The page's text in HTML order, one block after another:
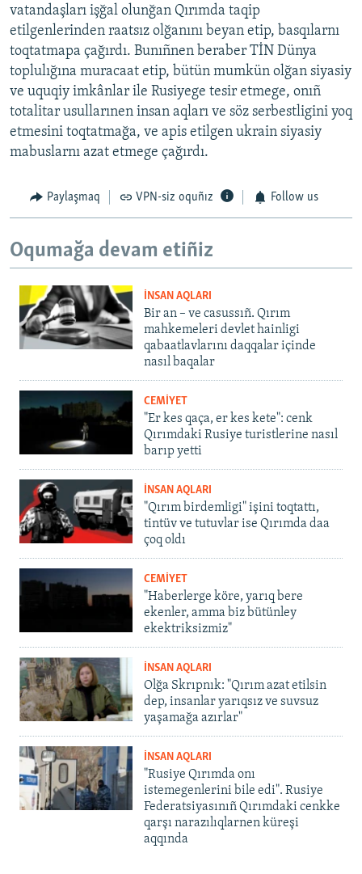
vatandaşları işğal olunğan Qırımda taqip
etilgenlerinden raatsız olğanını beyan etip, basqılarnı
toqtatmapa çağırdı. Bunıñnen beraber TİN Dünya
toplulığına muracaat etip, bütün mumkün olğan siyasiy
ve uquqiy imkânlar ile Rusiyege tesir etmege, onıñ
totalitar usullarınen insan aqları ve söz serbestligini yoq
etmesini toqtatmağa, ve apis etilgen ukrain siyasiy
mabuslarnı azat etmege çağırdı.
Paylaşmaq VPN-siz oquñız Follow us
Oqumağa devam etiñiz
İNSAN AQLARI
Bir an – ve casussıñ. Qırım
mahkemeleri devlet hainligi
qabaatlavlarını daqqalar içinde
nasıl baqalar
CEMİYET
"Er kes qaça, er kes kete": cenk
Qırımdaki Rusiye turistlerine nasıl
barıp yetti
İNSAN AQLARI
"Qırım birdemligi" işini toqtattı,
tintüv ve tutuvlar ise Qırımda daa
çoq oldı
CEMİYET
"Haberlerge köre, yarıq bere
ekenler, amma biz bütünley
ekektriksizmiz"
İNSAN AQLARI
Olğa Skrıpnık: "Qırım azat etilsin
dep, insanlar yarıqsız ve suvsuz
yaşamağa azırlar"
İNSAN AQLARI
"Rusiye Qırımda onı
istemegenlerini bile edi". Rusiye
Federatsiyasınıñ Qırımdaki cenkke
qarşı narazılıqlarnen küreşi
aqqında